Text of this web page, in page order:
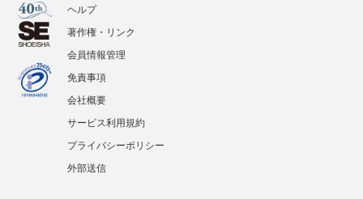
ヘルプ
著作権・リンク
会員情報管理
免責事項
会社概要
サービス利用規約
プライバシーポリシー
外部送信